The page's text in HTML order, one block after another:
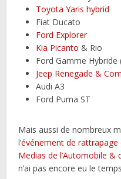
Toyota Yaris hybrid
Fiat Ducato
Ford Explorer
Kia Picanto & Rio
Ford Gamme Hybride
Jeep Renegade &
Audi A3
Ford Puma ST
Mais aussi de nombreux
l’événement de rattrapage
Medias de l’Automobile &
n’ai pas encore eu le